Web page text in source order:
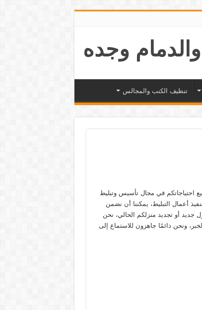
تنظيف الكنب والمجالس
احتياجاتكم في مجال تأسيس وتبليط
أعمال التبليط، يمكننا أن نضمن
أو تجديد منزلكم الحالي، نحن
ونحن دائمًا جاهزون للاستماع إلى